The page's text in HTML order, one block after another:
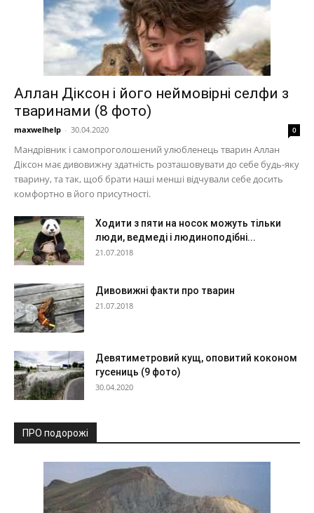
Аллан Діксон і його неймовірні селфи з
тваринами (8 фото)
maxwelhelp - 30.04.2020 0
Мандрівник і самопроголошений улюбленець тварин Аллан
Діксон має дивовижну здатність розташовувати до себе будь-яку
тварину, та так, щоб брати наші менші відчували себе досить
комфортно в його присутності.
Ходити з пяти на носок можуть тільки
люди, ведмеді і людиноподібні...
21.07.2018
Дивовижні факти про тварин
21.07.2018
Девятиметровий кущ, оповитий коконом
гусениць (9 фото)
30.04.2020
ПРО подорожі